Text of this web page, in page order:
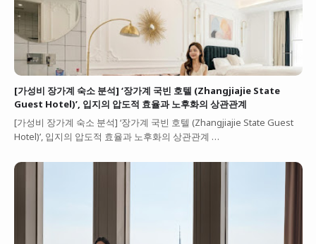
[가성비 장가계 숙소 분석] ‘장가계 국빈 호텔 (Zhangjiajie State
Guest Hotel)’, 입지의 압도적 효율과 노후화의 상관관계
[가성비 장가계 숙소 분석] ‘장가계 국빈 호텔 (Zhangjiajie State Guest
Hotel)’, 입지의 압도적 효율과 노후화의 상관관계 …